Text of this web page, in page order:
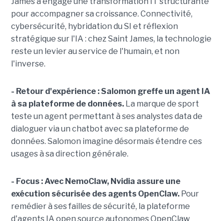
pour accompagner sa croissance. Connectivité,
cybersécurité, hybridation du SI et réflexion
stratégique sur l'IA : chez Saint James, la technologie
reste un levier au service de l'humain, et non
l'inverse.
- Retour d'expérience :Salomon greffe un agent IA
à sa plateforme de données.La marque de sport
teste un agent permettant à ses analystes data de
dialoguer via un chatbot avec sa plateforme de
données. Salomon imagine désormais étendre ces
usages à sa direction générale.
- Focus : Avec NemoClaw, Nvidia assure une
exécution sécurisée des agents OpenClaw.Pour
remédier à ses failles de sécurité, la plateforme
d'agents IA open source autonomes OpenClaw